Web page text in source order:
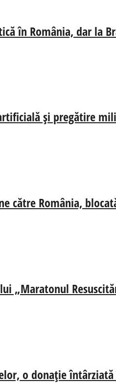
în România, dar la
și pregătire
către România,
„Maratonul
o donație